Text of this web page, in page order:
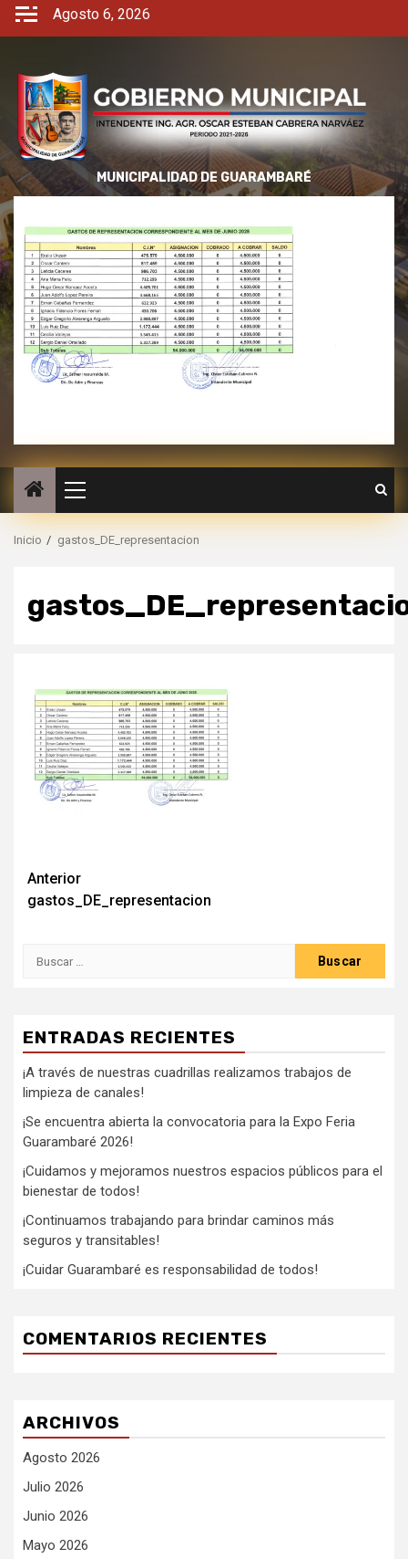
Agosto 6, 2026
MUNICIPALIDAD DE GUARAMBARÉ
Inicio gastos_DE_representacion
Anterior
gastos_DE_representacion
ENTRADAS RECIENTES
¡A través de nuestras cuadrillas realizamos trabajos de
limpieza de canales!
¡Se encuentra abierta la convocatoria para la Expo Feria
Guarambaré 2026!
¡Cuidamos y mejoramos nuestros espacios públicos para el
bienestar de todos!
¡Continuamos trabajando para brindar caminos más
seguros y transitables!
¡Cuidar Guarambaré es responsabilidad de todos!
COMENTARIOS RECIENTES
ARCHIVOS
Agosto 2026
Julio 2026
Junio 2026
Mayo 2026